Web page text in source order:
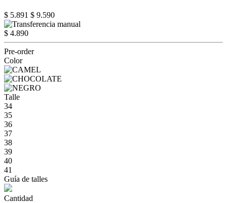
$ 5.891 $ 9.590
$ 4.890
Pre-order
Color
Talle
34
35
36
37
38
39
40
41
Guía de talles
Cantidad